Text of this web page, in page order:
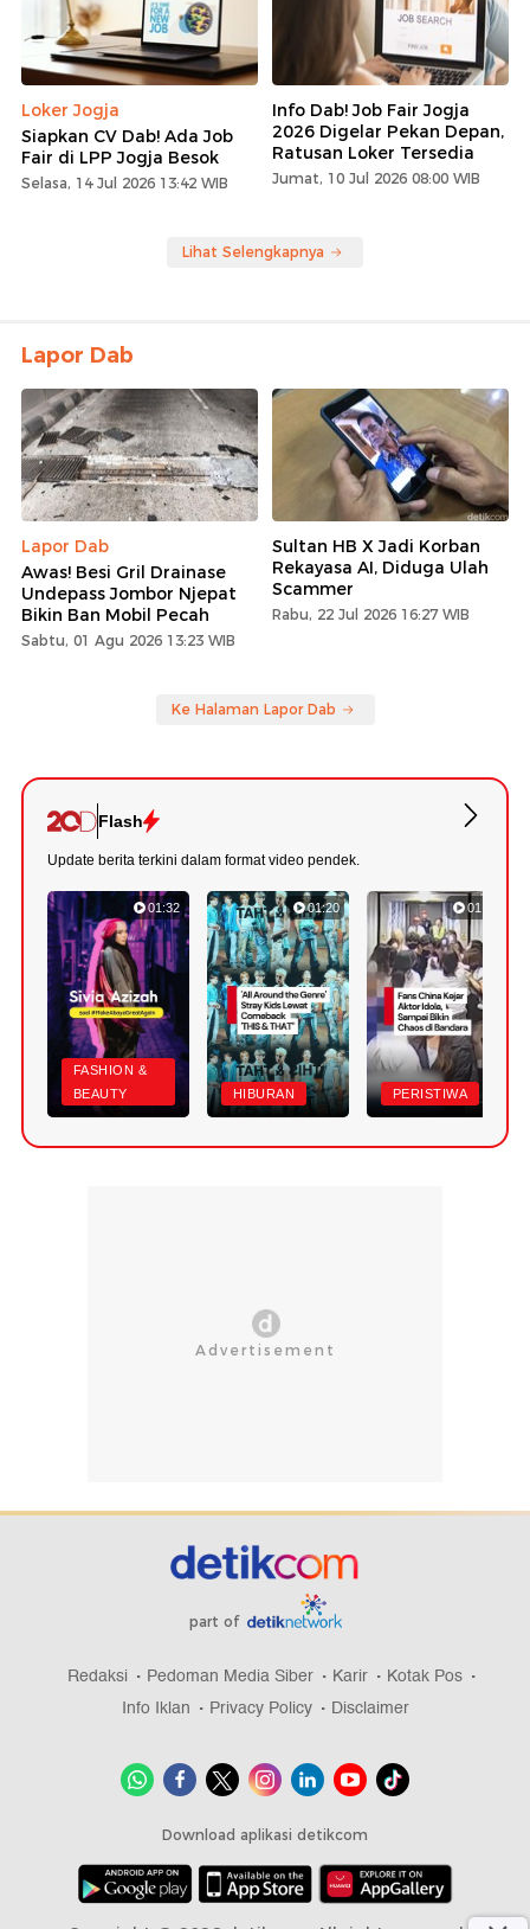
Loker Jogja
Siapkan CV Dab! Ada Job
Fair di LPP Jogja Besok
Selasa, 14 Jul 2026 13:42 WIB
Info Dab! Job Fair Jogja
2026 Digelar Pekan Depan,
Ratusan Loker Tersedia
Jumat, 10 Jul 2026 08:00 WIB
Lihat Selengkapnya
Lapor Dab
Lapor Dab
Awas! Besi Gril Drainase
Undepass Jombor Njepat
Bikin Ban Mobil Pecah
Sabtu, 01 Agu 2026 13:23 WIB
Sultan HB X Jadi Korban
Rekayasa AI, Diduga Ulah
Scammer
Rabu, 22 Jul 2026 16:27 WIB
Ke Halaman Lapor Dab
Flash
Update berita terkini dalam format video pendek.
01:32
FASHION &
BEAUTY
01:20
HIBURAN
01:24
PERISTIWA
part of
Redaksi Pedoman Media Siber Karir
Kotak Pos
Info Iklan
Privacy Policy Disclaimer
Download aplikasi detikcom